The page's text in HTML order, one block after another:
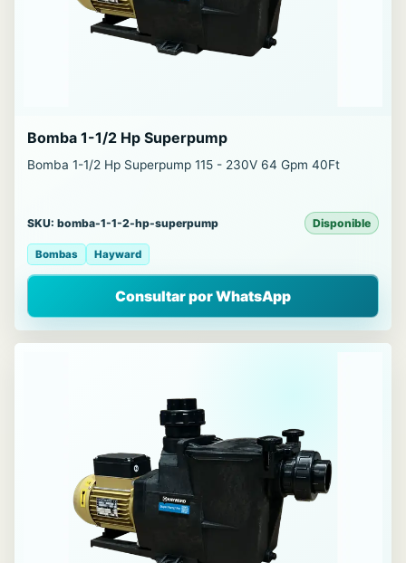
Bomba 1-1/2 Hp Superpump
Bomba 1-1/2 Hp Superpump 115 - 230V 64 Gpm 40Ft
SKU: bomba-1-1-2-hp-superpump Disponible
Bombas Hayward
Consultar por WhatsApp